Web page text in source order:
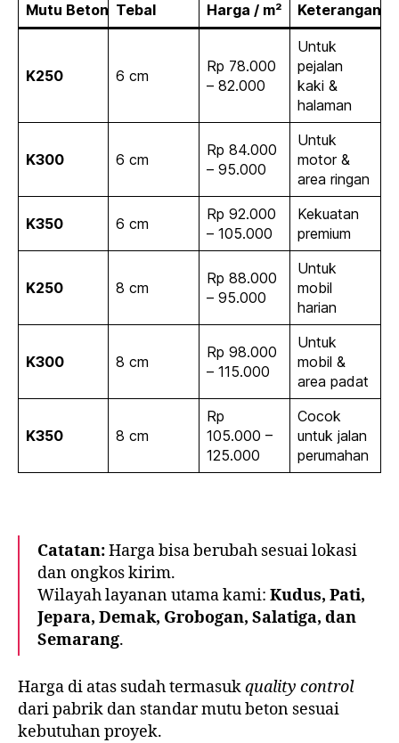
Mutu Beton Tebal Harga / m² Keterangan
K250 6 cm
Rp 78.000
– 82.000
Untuk
pejalan
kaki &
halaman
K300 6 cm
Rp 84.000
– 95.000
Untuk
motor &
area ringan
K350 6 cm
Rp 92.000
– 105.000
Kekuatan
premium
K250 8 cm
Rp 88.000
– 95.000
Untuk
mobil
harian
K300 8 cm
Rp 98.000
– 115.000
Untuk
mobil &
area padat
K350 8 cm
Rp
105.000 –
125.000
Cocok
untuk jalan
perumahan
Catatan:Harga bisa berubah sesuai lokasi
dan ongkos kirim.
Wilayah layanan utama kami: Kudus, Pati,
Jepara, Demak, Grobogan, Salatiga, dan
Semarang.
Harga di atas sudah termasukquality control
dari pabrik dan standar mutu beton sesuai
kebutuhan proyek.